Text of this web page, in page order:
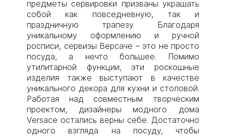
предметы сервировки призваны украшать
собой как повседневную, так и
праздничную трапезу. Благодаря
уникальному оформлению и ручной
росписи, сервизы Версаче – это не просто
посуда, а нечто большее. Помимо
утилитарной функции, эти роскошные
изделия также выступают в качестве
уникального декора для кухни и столовой.
Работая над совместным творческим
проектом, дизайнеры модного дома
Versace остались верны себе. Достаточно
одного взгляда на посуду, чтобы